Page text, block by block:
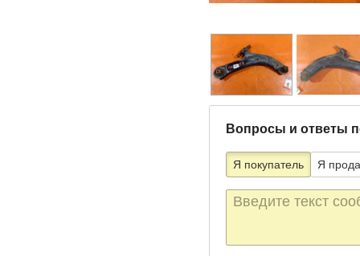
Вопросы и ответы
Я покупатель Я
Текст
сообщения